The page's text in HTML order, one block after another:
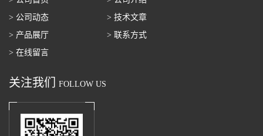
> 公司动态
> 技术文章
> 产品展厅
> 联系方式
> 在线留言
关注我们 FOLLOW US